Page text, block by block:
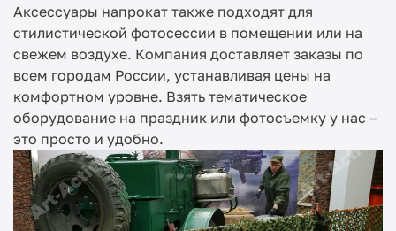
Аксессуары напрокат также подходят для
стилистической фотосессии в помещении или на
свежем воздухе. Компания доставляет заказы по
всем городам России, устанавливая цены на
комфортном уровне. Взять тематическое
оборудование на праздник или фотосъемку у нас –
это просто и удобно.